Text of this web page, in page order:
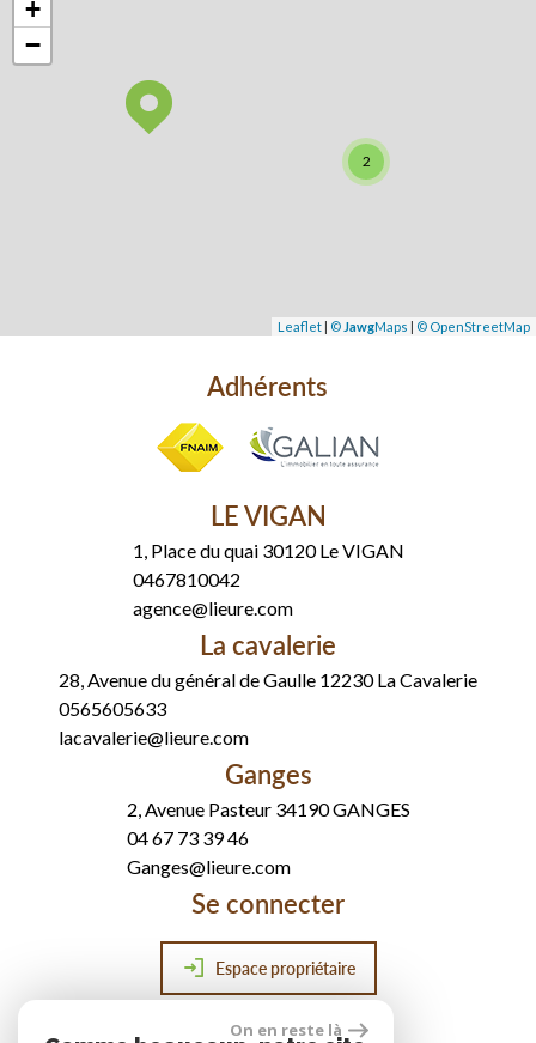
2
+
−
Leaflet | © JawgMaps | © OpenStreetMap
Adhérents
LE VIGAN
1, Place du quai 30120 Le VIGAN
0467810042
agence@lieure.com
La cavalerie
28, Avenue du général de Gaulle 12230 La Cavalerie
0565605633
lacavalerie@lieure.com
Ganges
2, Avenue Pasteur 34190 GANGES
04 67 73 39 46
Ganges@lieure.com
Se connecter
Espace propriétaire
On en reste là